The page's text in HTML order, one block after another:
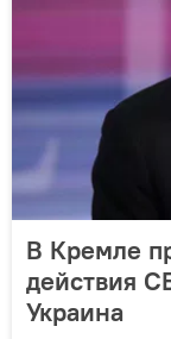
В Кремле
действия
Украина